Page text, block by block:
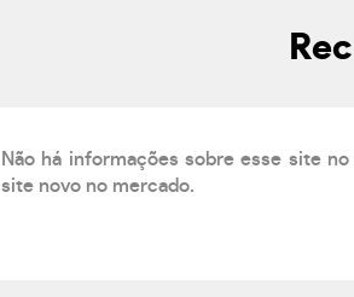
Não há informações sobre esse site
site novo no mercado.